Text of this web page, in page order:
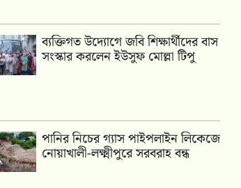
ব্যক্তিগত উদ্যোগে জবি শিক্ষার্থীদের বাস
সংস্কার করলেন ইউসুফ মোল্লা টিপু
পানির নিচের গ্যাস পাইপলাইন লিকেজে
নোয়াখালী-লক্ষ্মীপুরে সরবরাহ বন্ধ